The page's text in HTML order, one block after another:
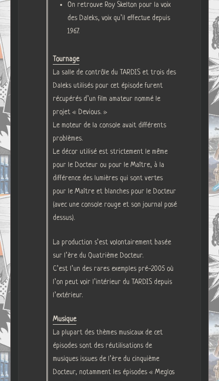
On retrouve Roy Skelton pour la voix
des Daleks, voix qu’il effectue depuis
1967.
Tournage
La salle de contrôle du TARDIS et trois des
Daleks utilisés pour cet épisode furent
récupérés d’un film amateur nommé le
projet « Devious. »
Le moteur de la console avait différents
problèmes.
Le décor utilisé est strictement le même
pour le Docteur ou pour le Maître, à la
différence des lumières qui sont vertes
pour le Maître et blanches pour le Docteur
(avec une console rouge et son journal posé
dessus).
La production s’est volontairement basée
sur l’ère du Quatrième Docteur.
C’est l’un des rares exemples pré-2005 où
l’on peut voir l’intérieur du TARDIS depuis
l’extérieur.
Musique
La plupart des thèmes musicaux de cet
épisodes sont des réutilisations de
musiques issues de l’ère du cinquième
Docteur, notamment les épisodes « Meglos